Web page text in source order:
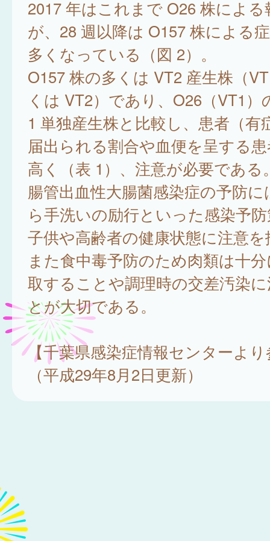
2017 年はこれまで O26 株によ
が、28 週以降は O157 株による
多くなっている（図 2）。
O157 株の多くは VT2 産生株（
くは VT2）であり、O26（VT1）
1 単独産生株と比較し、患者（有
届出られる割合や血便を呈する
高く（表 1）、注意が必要である
腸管出血性大腸菌感染症の予防
ら手洗いの励行といった感染予
子供や高齢者の健康状態に注意
また食中毒予防のため肉類は十
取することや調理時の交差汚染
とが大切である。
【千葉県感染症情報センターより
（平成29年8月2日更新）